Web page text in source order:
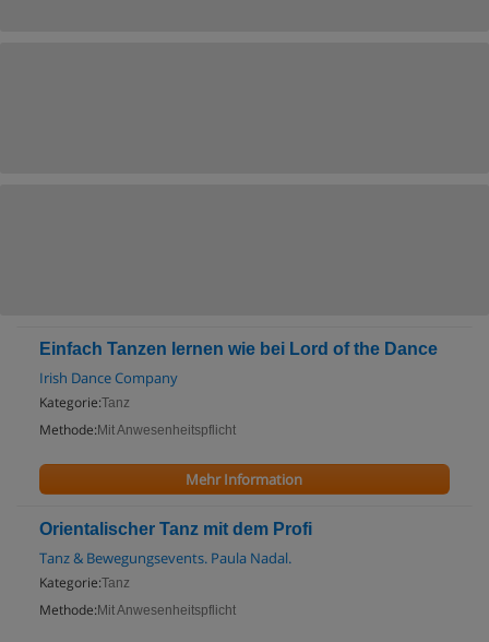
Einfach Tanzen lernen wie bei Lord of the Dance
Irish Dance Company
Kategorie:Tanz
Methode: Mit Anwesenheitspflicht
Mehr Information
Orientalischer Tanz mit dem Profi
Tanz & Bewegungsevents. Paula Nadal.
Kategorie:Tanz
Methode: Mit Anwesenheitspflicht